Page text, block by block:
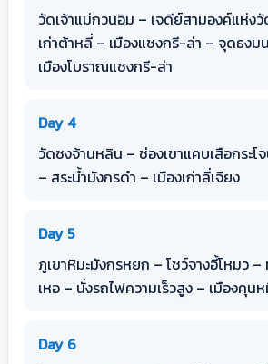
วัดเจ้าแม่กวนอิม – เจดีย์สามองค์แห่ง
เก่าต้าหลี่ – เมืองแชงกรี-ล่า – จุดธง
เมืองโบราณแชงกรี-ล่า
Day 4
วัดซงจ้านหลิน – ช่องเขาแคบเสือกระโ
– สระน้ำมังกรดำ – เมืองเก่าลี่เจียง
Day 5
ภูเขาหิมะมังกรหยก – โชว์จางอี้โหมว –
เหอ – นั่งรถไฟความเร็วสูง – เมืองคุน
Day 6